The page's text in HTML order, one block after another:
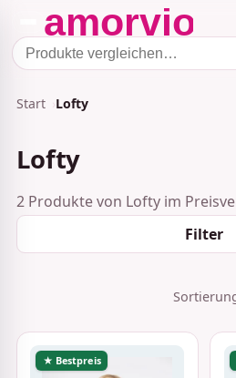
Start Lofty
Lofty
2 Produkte von Lofty im
Filter
★ Bestpreis